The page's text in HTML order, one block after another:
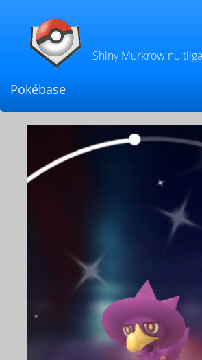
Shiny Murkrow nu
Pokébase